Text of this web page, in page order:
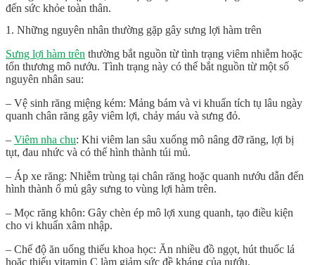
đến sức khỏe toàn thân.
1. Những nguyên nhân thường gặp gây sưng lợi hàm trên
Sưng lợi hàm trên thường bắt nguồn từ tình trạng viêm nhiễm hoặc
tổn thương mô nướu. Tình trạng này có thể bắt nguồn từ một số
nguyên nhân sau:
– Vệ sinh răng miệng kém: Mảng bám và vi khuẩn tích tụ lâu ngày
quanh chân răng gây viêm lợi, chảy máu và sưng đỏ.
– Viêm nha chu: Khi viêm lan sâu xuống mô nâng đỡ răng, lợi bị
tụt, đau nhức và có thể hình thành túi mủ.
– Áp xe răng: Nhiễm trùng tại chân răng hoặc quanh nướu dẫn đến
hình thành ổ mủ gây sưng to vùng lợi hàm trên.
– Mọc răng khôn: Gây chèn ép mô lợi xung quanh, tạo điều kiện
cho vi khuẩn xâm nhập.
– Chế độ ăn uống thiếu khoa học: Ăn nhiều đồ ngọt, hút thuốc lá
hoặc thiếu vitamin C làm giảm sức đề kháng của nướu.